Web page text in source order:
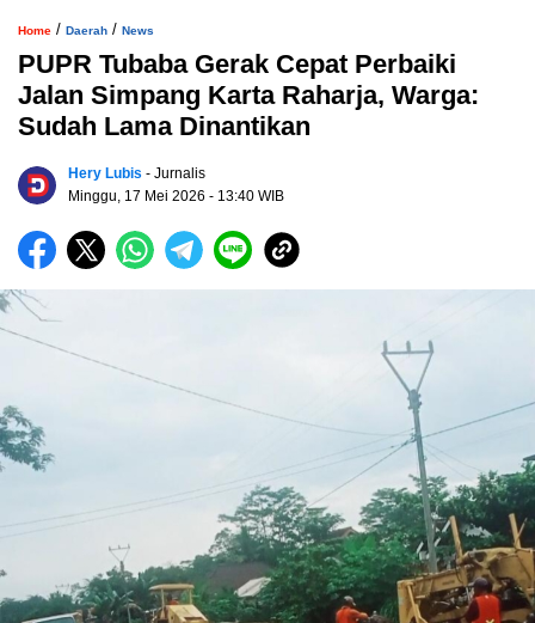
Home / Daerah / News
PUPR Tubaba Gerak Cepat Perbaiki
Jalan Simpang Karta Raharja, Warga:
Sudah Lama Dinantikan
Hery Lubis - Jurnalis
Minggu, 17 Mei 2026 - 13:40 WIB